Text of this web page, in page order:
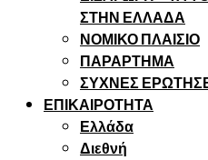
ΣΤΗΝ ΕΛΛΑΔΑ
ΝΟΜΙΚΟ ΠΛΑΙΣΙΟ
ΠΑΡΑΡΤΗΜΑ
ΣΥΧΝΕΣ
ΕΠΙΚΑΙΡΟΤΗΤΑ
Ελλάδα
Διεθνή